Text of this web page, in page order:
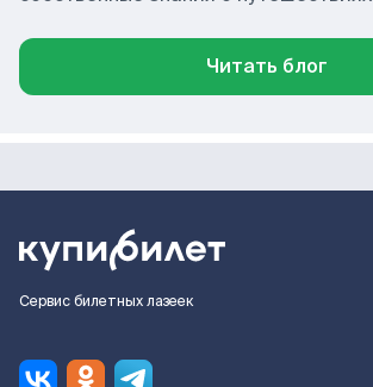
Читать блог
Сервис билетных лазеек